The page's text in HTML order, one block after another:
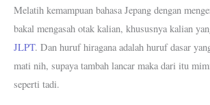
Melatih kemampuan bahasa Jepang dengan
bakal mengasah otak kalian, khususnya kalian
JLPT. Dan huruf hiragana adalah huruf dasar
mati nih, supaya tambah lancar maka dari itu
seperti tadi.